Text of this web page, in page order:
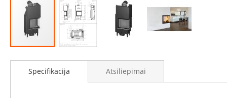
Židinių
stiklai
Karščiui
atsparus
stiklas
Stiklas
grindims
į
galerijosSpecifikacija Atsiliepimai